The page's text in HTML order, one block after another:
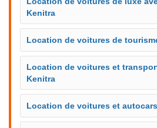
Kenitra
Location de voitures de
Location de voitures et
Kenitra
Location de voitures et